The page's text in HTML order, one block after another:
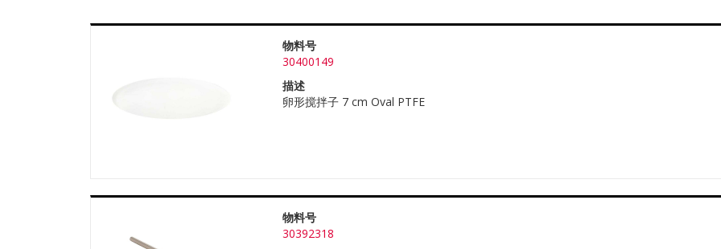
物料号
30400149
描述
卵形搅拌子 7 cm Oval PTFE
物料号
30392318